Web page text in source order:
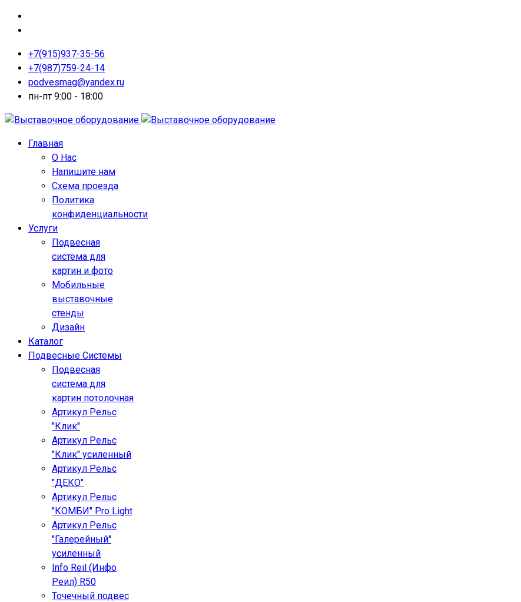
+7(915)937-35-56
+7(987)759-24-14
podvesmag@yandex.ru
пн-пт 9:00 - 18:00
Главная
О Нас
Напишите нам
Схема проезда
Политика
конфиденциальности
Услуги
Подвесная
система для
картин и фото
Мобильные
выставочные
стенды
Дизайн
Каталог
Подвесные Системы
Подвесная
система для
картин потолочная
Артикул Рельс
"Клик"
Артикул Рельс
"Клик" усиленный
Артикул Рельс
"ДЕКО"
Артикул Рельс
"КОМБИ" Pro Light
Артикул Рельс
"Галерейный"
усиленный
Info Reil (Инфо
Реил) R50
Точечный подвес